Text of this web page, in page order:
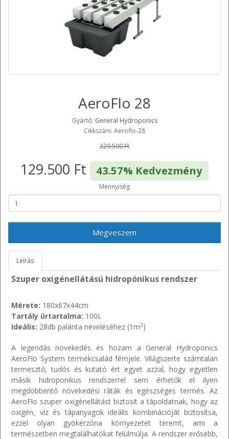
AeroFlo 28
Gyártó: General Hydroponics
Cikkszám: Aeroflo-28
229.500 Ft
129.500 Ft 43.57% Kedvezmény
Mennyiség
Megveszem
Leírás
Szuper oxigénellátású hidropónikus rendszer
Mérete: 180x67x44cm
Tartály űrtartalma: 100L
Ideális: 28db palánta neveléséhez (1m2)
A legendás növekedés és hozam a General Hydroponics
AeroFlo System termékcsalád fémjele. Világszerte számtalan
termesztő, tudós és kutató ért egyet azzal, hogy egyetlen
másik hidroponikus rendszerrel sem érhetők el ilyen
megdöbbentő növekedési ráták és egészséges termés. Az
AeroFlo szuper oxigénellátást biztosít a tápoldatnak, hogy az
oxigén, víz és tápanyagok ideális kombinációját biztosítsa,
ezzel olyan gyökérzóna környezetet teremt, ami a
természetben megtalálhatókat felülmúlja. A rendszer erősebb,